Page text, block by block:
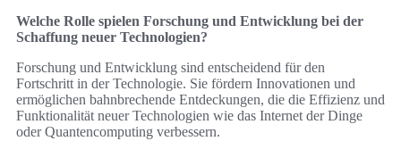
Welche Rolle spielen Forschung und Entwicklung bei der
Schaffung neuer Technologien?
Forschung und Entwicklung sind entscheidend für den
Fortschritt in der Technologie. Sie fördern Innovationen und
ermöglichen bahnbrechende Entdeckungen, die die Effizienz und
Funktionalität neuer Technologien wie das Internet der Dinge
oder Quantencomputing verbessern.